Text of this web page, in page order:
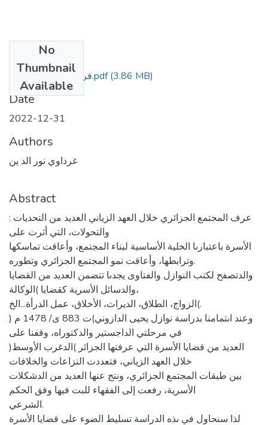
No
Thumbnail
Available
فرقة بحث أ.د غرداوي.pdf(3.86 MB)
Date
2022-12-31
Authors
غرداوي نور الد ين
Abstract
: عرف المجتمع الجزائري خلال العهد الزياني العديد من التحديات
والتحولات، التي أثرت على
الأسرة باعتبارىا الخلية الأساسية لبناء المجتمع، وأعاقت تماسكها
وترابطها، وأعاقت نمو المجتمع الجزائري وتطوره.
والدتصفح لكتب النوازل والفتاوى يجدىا تتضمن العديد من القضايا
والدسائل الأسرية كقضايا )الوكالة،
الزواج، الطلاق، الديراث، الأخلاق، عمل الدرأة...الخ(.
وعند اىتمامنا بدراسة نوازل يحيى الدازوني)ت 883 ى/ 1478 م (
في مرحلتي الداجستير والدكتوراه، وقفنا على
العديد من قضايا الأسرة التي عرفتها الجزائر )الدغرب الأوسط(
خلال العهد الزياني، فتعددت النزاعات والخلافات
بين طبقات المجتمع الجزائري، ونتج عنها العديد من الدشكلات
الأسرية، رفعت إلى الفقهاء للبت فيها وفق الحكم
الشرعي.
لذا سنحاول في ىذه الدراسة تسليط الضوء على قضايا الأسرة